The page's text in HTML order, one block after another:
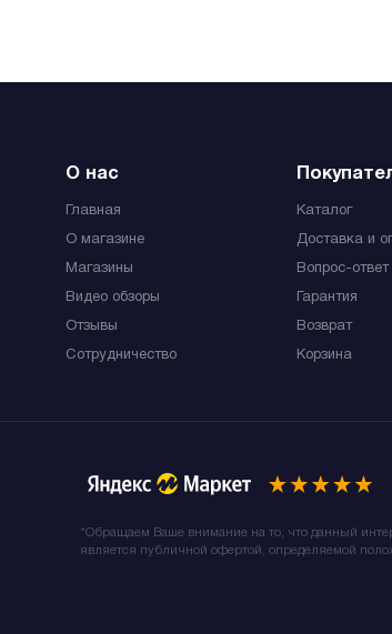
О нас
Главная
О магазине
Магазины
Видео обзоры
Отзывы
Сотрудничество
Каталог
Доставка и
Вопрос-ответ
Гарантия
Возврат
Корзина
*Обращаем Ваше внимание на то, что данный
является публичной офертой, определяемой